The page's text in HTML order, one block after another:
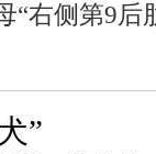
“右侧第9后
”